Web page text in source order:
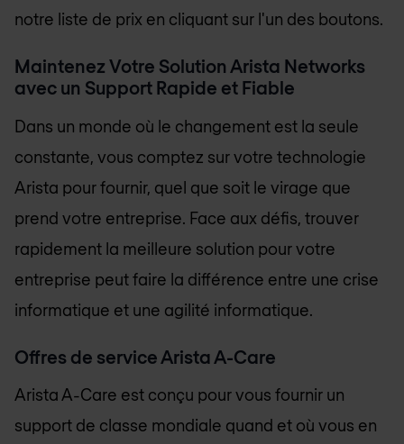
notre liste de prix en cliquant sur l'un des boutons.
Maintenez Votre Solution Arista Networks
avec un Support Rapide et Fiable
Dans un monde où le changement est la seule
constante, vous comptez sur votre technologie
Arista pour fournir, quel que soit le virage que
prend votre entreprise. Face aux défis, trouver
rapidement la meilleure solution pour votre
entreprise peut faire la différence entre une crise
informatique et une agilité informatique.
Offres de service Arista A-Care
Arista A-Care est conçu pour vous fournir un
support de classe mondiale quand et où vous en